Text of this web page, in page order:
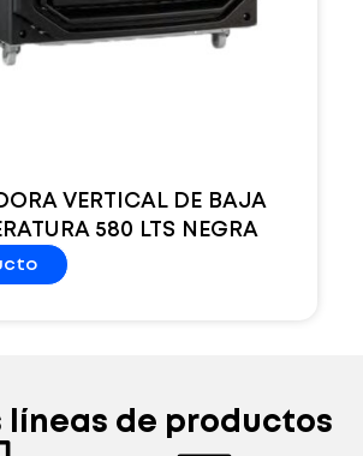
VERTICAL DE BAJA
580 LTS NEGRA
líneas de productos